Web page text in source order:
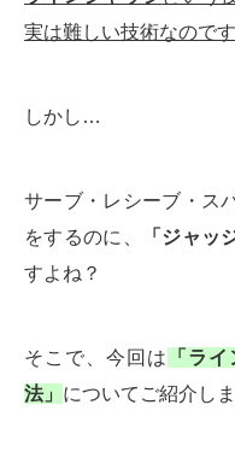
実は難しい技術なのです
しかし…
サーブ・レシーブ・ス
をするのに、
「ジャッ
すよね？
そこで、今回は
「ラ
法」 についてご紹介しま